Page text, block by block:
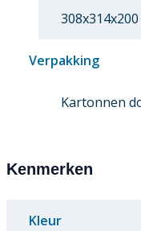
Verpakking
Kartonnen
Kenmerken
Kleur